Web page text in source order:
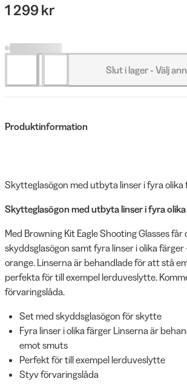
1 299 kr
Slut i lager - Välj
Produktinformation
Skytteglasögon med utbyta linser i fyra olika
Skytteglasögon med utbyta linser i fyra
Med Browning Kit Eagle Shooting Glasses
skyddsglasögon samt fyra linser i olika färger
orange. Linserna är behandlade för att stå
perfekta för till exempel lerduveslytte.
förvaringslåda.
Set med skyddsglasögon för skytte
Fyra linser i olika färger Linserna är
emot smuts
Perfekt för till exempel lerduveslytte
Styv förvaringslåda